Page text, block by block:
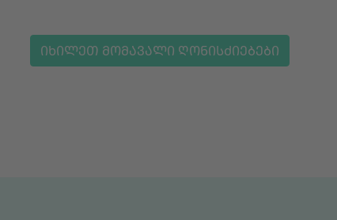
ᲘᲮᲘᲚᲔᲗ ᲛᲝᲛᲐᲕᲐᲚᲘ ᲦᲝᲜᲘᲡᲫᲘᲔᲑᲔᲑᲘ